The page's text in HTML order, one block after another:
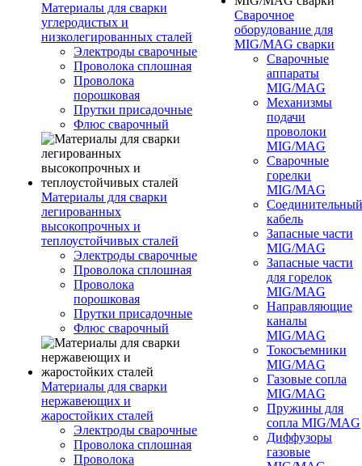
Материалы для сварки
углеродистых и
низколегированных сталей
Электроды сварочные
Проволока сплошная
Проволока
порошковая
Прутки присадочные
Флюс сварочный
Материалы для сварки
легированных
высокопрочных и
теплоустойчивых сталей
Электроды сварочные
Проволока сплошная
Проволока
порошковая
Прутки присадочные
Флюс сварочный
Материалы для сварки
нержавеющих и
жаростойких сталей
Электроды сварочные
Проволока сплошная
Проволока
Сварочное
оборудование для
MIG/MAG сварки
Сварочные
аппараты
MIG/MAG
Механизмы
подачи
проволоки
MIG/MAG
Сварочные
горелки
MIG/MAG
Соединительный
кабель
Запасные части
MIG/MAG
Запасные части
для горелок
MIG/MAG
Направляющие
каналы
MIG/MAG
Токосъемники
MIG/MAG
Газовые сопла
MIG/MAG
Пружины для
сопла MIG/MAG
Диффузоры
газовые